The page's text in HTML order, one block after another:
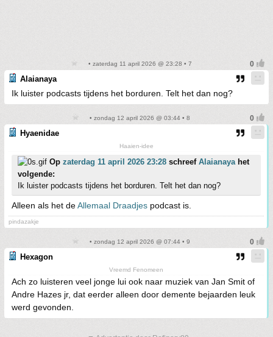
• zaterdag 11 april 2026 @ 23:28 • 7
Alaianaya
Ik luister podcasts tijdens het borduren. Telt het dan nog?
• zondag 12 april 2026 @ 03:44 • 8
Hyaenidae
Haaien-idee
Op zaterdag 11 april 2026 23:28 schreef Alaianayahet
volgende:
Ik luister podcasts tijdens het borduren. Telt het dan nog?
Alleen als het deAllemaal Draadjes podcast is.
pindazakje
• zondag 12 april 2026 @ 07:44 • 9
Hexagon
Vreemd Fenomeen
Ach zo luisteren veel jonge lui ook naar muziek van Jan Smit of
Andre Hazes jr, dat eerder alleen door demente bejaarden leuk
werd gevonden.